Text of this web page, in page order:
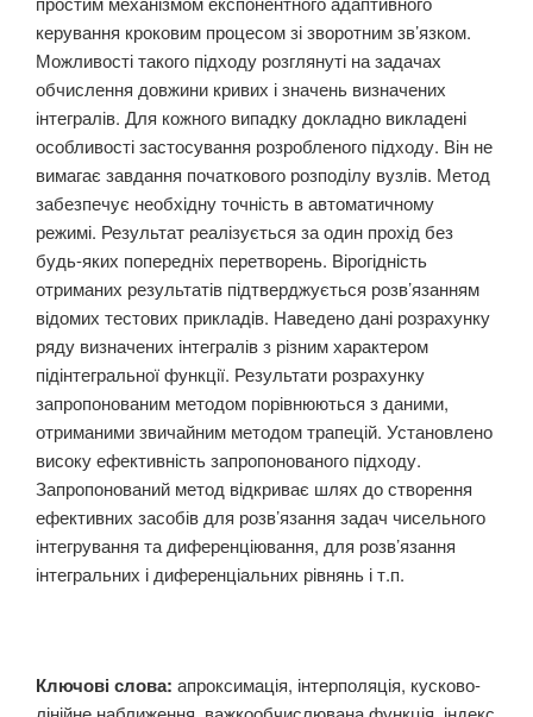
керування кроковим процесом зі зворотним зв’язком.
Можливості такого підходу розглянуті на задачах
обчислення довжини кривих і значень визначених
інтегралів. Для кожного випадку докладно викладені
особливості застосування розробленого підходу. Він не
вимагає завдання початкового розподілу вузлів. Метод
забезпечує необхідну точність в автоматичному
режимі. Результат реалізується за один прохід без
будь-яких попередніх перетворень. Вірогідність
отриманих результатів підтверджується розв’язанням
відомих тестових прикладів. Наведено дані розрахунку
ряду визначених інтегралів з різним характером
підінтегральної функції. Результати розрахунку
запропонованим методом порівнюються з даними,
отриманими звичайним методом трапецій. Установлено
високу ефективність запропонованого підходу.
Запропонований метод відкриває шлях до створення
ефективних засобів для розв’язання задач чисельного
інтегрування та диференціювання, для розв’язання
інтегральних і диференціальних рівнянь і т.п.
Ключові слова: апроксимація, інтерполяція, кусково-